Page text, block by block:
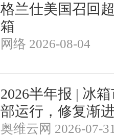
格兰仕美国召回
箱
网络 2026-08-04
2026半年报 | 冰
部运行，修复渐
奥维云网 2026-07-